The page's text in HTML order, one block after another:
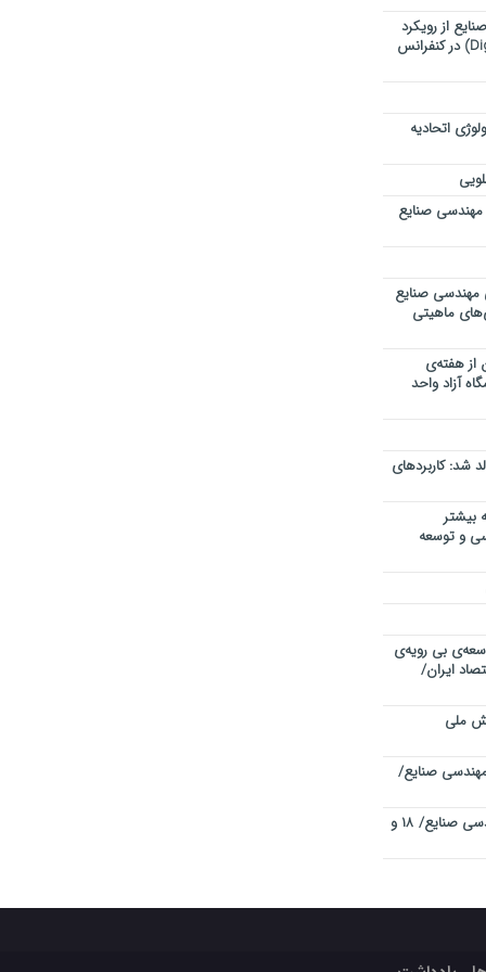
از رویکرد
تحول دیجیتال (Digital Transformation) در کنفرانس
اتحادیه
صنایع
مهندسی صنایع
ماهیتی
از هفته‌ی
آزاد واحد
شد: کاربردهای
بیشتر
و توسعه
بی رویه‌ی
ایران/
ملی
صنایع/
چهاردهمین کنفرانس بین المللی مهندسی صنایع/ ۱۸ و